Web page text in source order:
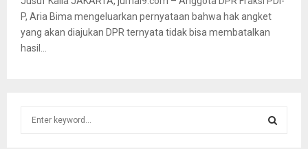
P, Aria Bima mengeluarkan pernyataan bahwa hak angket
yang akan diajukan DPR ternyata tidak bisa membatalkan
hasil...